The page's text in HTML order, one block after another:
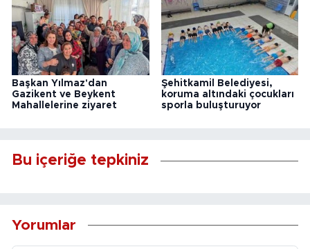
Başkan Yılmaz'dan
Gazikent ve Beykent
Mahallelerine ziyaret
Şehitkamil Belediyesi,
koruma altındaki çocukları
sporla buluşturuyor
Bu içeriğe tepkiniz
Yorumlar